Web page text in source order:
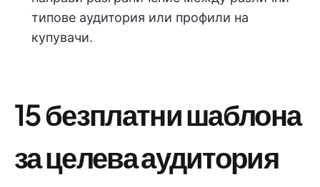
типове аудитория или профили на
купувачи.
15 безплатни шаблона
за целева аудитория